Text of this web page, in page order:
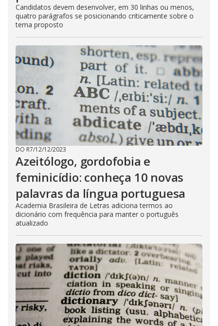
Candidatos devem desenvolver, em 30 linhas ou menos,
quatro parágrafos se posicionando criticamente sobre o
tema proposto
DO R7/12/12/2023
Azeitólogo, gordofobia e
feminicídio: conheça 10 novas
palavras da língua portuguesa
Academia Brasileira de Letras adiciona termos ao
dicionário com frequência para manter o português
atualizado